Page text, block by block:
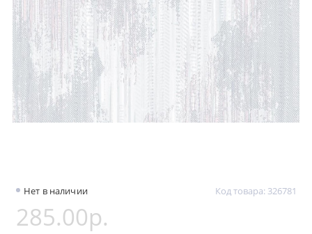
Нет в наличии Код товара: 326781
285.00р.